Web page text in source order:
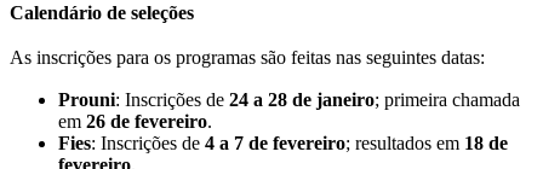
Calendário de seleções
As inscrições para os programas são feitas nas seguintes datas:
Prouni: Inscrições de 24 a 28 de janeiro; primeira chamada
em 26 de fevereiro.
Fies: Inscrições de 4 a 7 de fevereiro; resultados em 18 de
fevereiro.